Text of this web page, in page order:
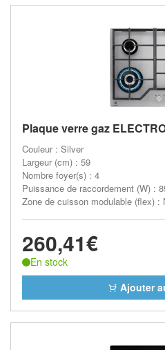
Plaque verre gaz
Couleur : Silver
Largeur (cm) : 59
Nombre foyer(s) : 4
Puissance de raccordement (W) :
Zone de cuisson modulable (flex) :
260,41€
En stock
Ajouter